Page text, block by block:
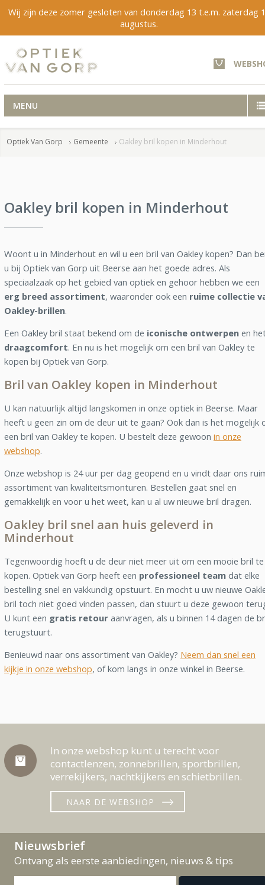
Wij zijn deze zomer gesloten van donderdag 13 t.e.m. zaterdag
augustus.
MENU
Optiek Van Gorp Gemeente Oakley bril kopen in Minderhout
Oakley bril kopen in Minderhout
Woont u in Minderhout en wil u een bril van Oakley kopen? Dan
u bij Optiek van Gorp uit Beerse aan het goede adres. Als
speciaalzaak op het gebied van optiek en gehoor hebben we een
erg breed assortiment, waaronder ook een ruime collectie
Oakley-brillen.
Een Oakley bril staat bekend om de iconische ontwerpen en
draagcomfort. En nu is het mogelijk om een bril van Oakley te
kopen bij Optiek van Gorp.
Bril van Oakley kopen in Minderhout
U kan natuurlijk altijd langskomen in onze optiek in Beerse. Maar
heeft u geen zin om de deur uit te gaan? Ook dan is het mogelijk
een bril van Oakley te kopen. U bestelt deze gewoon in onze
webshop.
Onze webshop is 24 uur per dag geopend en u vindt daar ons
assortiment van kwaliteitsmonturen. Bestellen gaat snel en
gemakkelijk en voor u het weet, kan u al uw nieuwe bril dragen.
Oakley bril snel aan huis geleverd in
Minderhout
Tegenwoordig hoeft u de deur niet meer uit om een mooie bril te
kopen. Optiek van Gorp heeft een professioneel team dat elke
bestelling snel en vakkundig opstuurt. En mocht u uw nieuwe
bril toch niet goed vinden passen, dan stuurt u deze gewoon
U kunt een gratis retour aanvragen, als u binnen 14 dagen de
terugstuurt.
Benieuwd naar ons assortiment van Oakley? Neem dan snel een
kijkje in onze webshop, of kom langs in onze winkel in Beerse.
In onze webshop kunt u terecht voor
contactlenzen, zonnebrillen, sportbrillen,
verrekijkers, nachtkijkers en schietbrillen.
NAAR DE WEBSHOP
Nieuwsbrief
Ontvang als eerste aanbiedingen, nieuws & tips